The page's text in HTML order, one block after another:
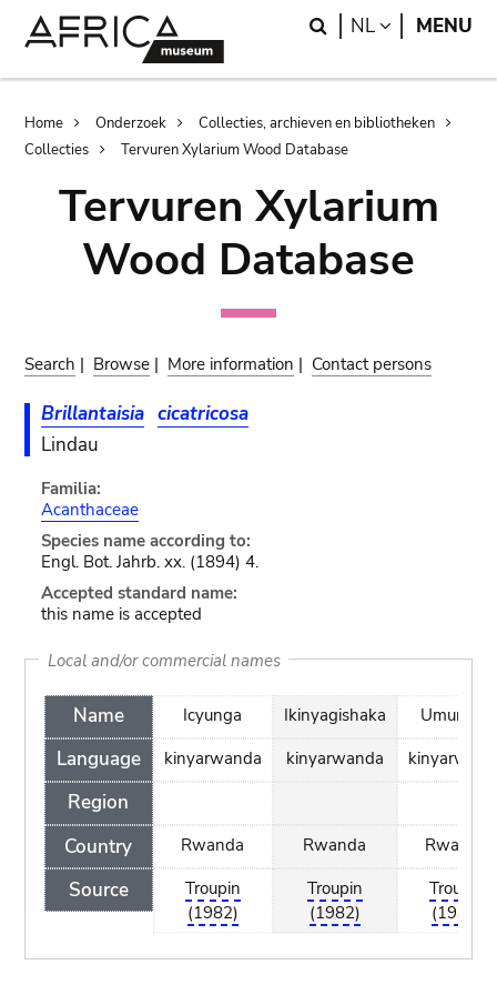
Search
NL LANGUAGE
MENU
Breadcrumb
Home Onderzoek
Collecties, archieven en bibliotheken
Collecties
Tervuren Xylarium Wood Database
Tervuren Xylarium
Wood Database
Search | Browse | More information | Contact persons
Brillantaisia cicatricosa
Lindau
Familia:
Acanthaceae
Species name according to:
Engl. Bot. Jahrb. xx. (1894) 4.
Accepted standard name:
this name is accepted
Local and/or commercial names
Name
Language
Region
Country
Source
Icyunga
kinyarwanda
Rwanda
Troupin
(1982)
Ikinyagishaka
kinyarwanda
Rwanda
Troupin
(1982)
Umunayu
Rwanda
Troupin
(1982)